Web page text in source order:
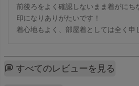
前後ろをよく確認しないまま着がにち
印になりありがたいです！
着心地もよく、部屋着としては全く申
すべてのレビューを見る